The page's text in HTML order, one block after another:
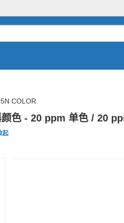
COLOR
色 - 20 ppm 单色 / 20
起